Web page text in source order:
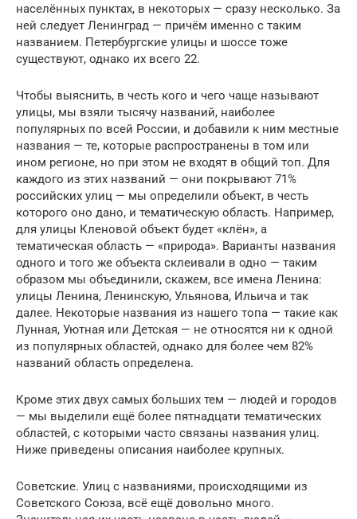
населённых пунктах, в некоторых — сразу несколько. За
ней следует Ленинград — причём именно с таким
названием. Петербургские улицы и шоссе тоже
существуют, однако их всего 22.
Чтобы выяснить, в честь кого и чего чаще называют
улицы, мы взяли тысячу названий, наиболее
популярных по всей России, и добавили к ним местные
названия — те, которые распространены в том или
ином регионе, но при этом не входят в общий топ. Для
каждого из этих названий — они покрывают 71%
российских улиц — мы определили объект, в честь
которого оно дано, и тематическую область. Например,
для улицы Кленовой объект будет «клён», а
тематическая область — «природа». Варианты названия
одного и того же объекта склеивали в одно — таким
образом мы объединили, скажем, все имена Ленина:
улицы Ленина, Ленинскую, Ульянова, Ильича и так
далее. Некоторые названия из нашего топа — такие как
Лунная, Уютная или Детская — не относятся ни к одной
из популярных областей, однако для более чем 82%
названий область определена.
Кроме этих двух самых больших тем — людей и городов
— мы выделили ещё более пятнадцати тематических
областей, с которыми часто связаны названия улиц.
Ниже приведены описания наиболее крупных.
Советские. Улиц с названиями, происходящими из
Советского Союза, всё ещё довольно много.